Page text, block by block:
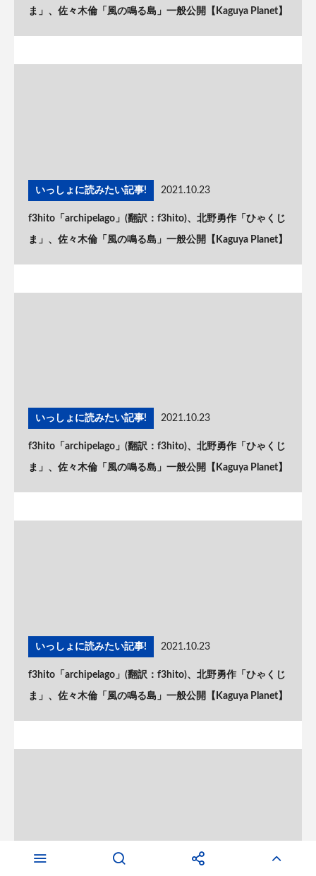
ま」、佐々木倫「風の鳴る島」一般公開【Kaguya Planet】
いっしょに読みたい記事! 2021.10.23
f3hito「archipelago」(翻訳：f3hito)、北野勇作「ひゃくじ
ま」、佐々木倫「風の鳴る島」一般公開【Kaguya Planet】
いっしょに読みたい記事! 2021.10.23
f3hito「archipelago」(翻訳：f3hito)、北野勇作「ひゃくじ
ま」、佐々木倫「風の鳴る島」一般公開【Kaguya Planet】
いっしょに読みたい記事! 2021.10.23
f3hito「archipelago」(翻訳：f3hito)、北野勇作「ひゃくじ
ま」、佐々木倫「風の鳴る島」一般公開【Kaguya Planet】